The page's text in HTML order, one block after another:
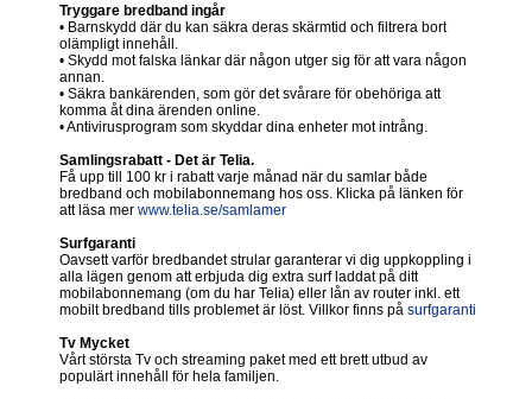
Tryggare bredband ingår
• Barnskydd där du kan säkra deras skärmtid och filtrera bort
olämpligt innehåll.
• Skydd mot falska länkar där någon utger sig för att vara någon
annan.
• Säkra bankärenden, som gör det svårare för obehöriga att
komma åt dina ärenden online.
• Antivirusprogram som skyddar dina enheter mot intrång.
Samlingsrabatt - Det är Telia.
Få upp till 100 kr i rabatt varje månad när du samlar både
bredband och mobilabonnemang hos oss. Klicka på länken för
att läsa mer www.telia.se/samlamer
Surfgaranti
Oavsett varför bredbandet strular garanterar vi dig uppkoppling i
alla lägen genom att erbjuda dig extra surf laddat på ditt
mobilabonnemang (om du har Telia) eller lån av router inkl. ett
mobilt bredband tills problemet är löst. Villkor finns på surfgaranti
Tv Mycket
Vårt största Tv och streaming paket med ett brett utbud av
populärt innehåll för hela familjen.